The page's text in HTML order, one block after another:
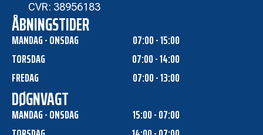
CVR: 38956183
ÅBNINGSTIDER
MANDAG - ONSDAG
07:00 - 15:00
TORSDAG
07:00 - 14:00
FREDAG
07:00 - 13:00
DØGNVAGT
MANDAG - ONSDAG
15:00 - 07:00